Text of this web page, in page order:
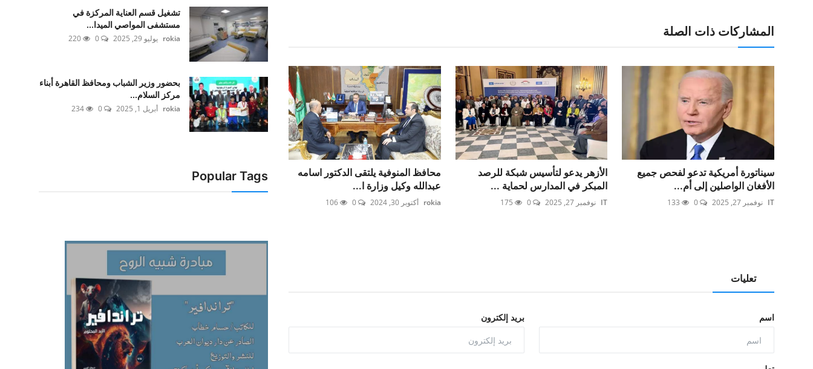
المشاركات ذات الصلة
سيناتورة أمريكية تدعو لفحص جميع
الأفغان الواصلين إلى أم...
IT نوفمبر 27, 2025
الأزهر يدعو لتأسيس شبكة للرصد
المبكر في المدارس لحماية ...
IT نوفمبر 27, 2025 0
175
محافظ المنوفية يلتقى الدكتور اسامه
عبدالله وكيل وزارة ا...
rokia أكتوبر 30, 2024 0
106
تعليات
اسم بريد إلكترون
تشغيل قسم العناية المركزة في
مستشفى المواصي الميدا...
rokia يوليو 29, 2025 0
220
بحضور وزير الشباب ومحافظ القاهرة أبناء
مركز السلام...
rokia أبريل 1, 2025 0
234
Popular Tags